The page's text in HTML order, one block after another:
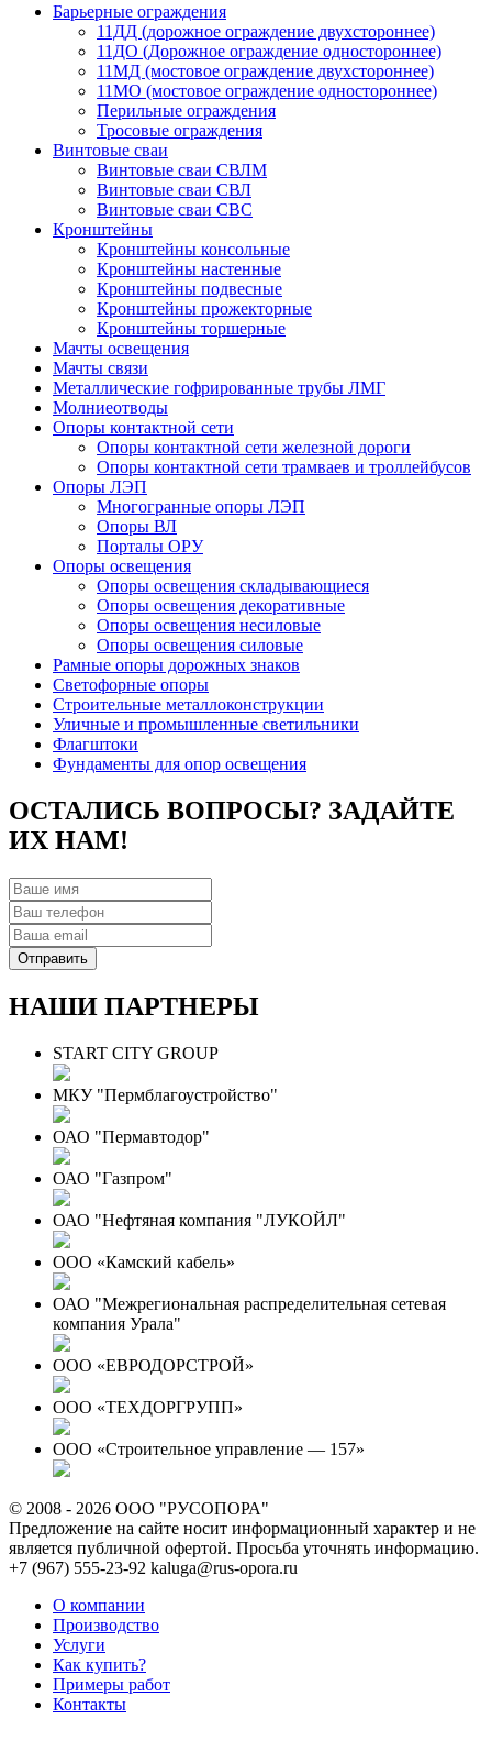
Барьерные ограждения
11ДД (дорожное ограждение двухстороннее)
11ДО (Дорожное ограждение одностороннее)
11МД (мостовое ограждение двухстороннее)
11МО (мостовое ограждение одностороннее)
Перильные ограждения
Тросовые ограждения
Винтовые сваи
Винтовые сваи СВЛМ
Винтовые сваи СВЛ
Винтовые сваи СВС
Кронштейны
Кронштейны консольные
Кронштейны настенные
Кронштейны подвесные
Кронштейны прожекторные
Кронштейны торшерные
Мачты освещения
Мачты связи
Металлические гофрированные трубы ЛМГ
Молниеотводы
Опоры контактной сети
Опоры контактной сети железной дороги
Опоры контактной сети трамваев и троллейбусов
Опоры ЛЭП
Многогранные опоры ЛЭП
Опоры ВЛ
Порталы ОРУ
Опоры освещения
Опоры освещения cкладывающиеся
Опоры освещения декоративные
Опоры освещения несиловые
Опоры освещения силовые
Рамные опоры дорожных знаков
Светофорные опоры
Строительные металлоконструкции
Уличные и промышленные светильники
Флагштоки
Фундаменты для опор освещения
ОСТАЛИСЬ ВОПРОСЫ? ЗАДАЙТЕ
ИХ НАМ!
НАШИ ПАРТНЕРЫ
START CITY GROUP
МКУ "Пермблагоустройство"
ОАО "Пермавтодор"
ОАО "Газпром"
ОАО "Нефтяная компания "ЛУКОЙЛ"
ООО «Камский кабель»
ОАО "Межрегиональная распределительная сетевая
компания Урала"
ООО «ЕВРОДОРСТРОЙ»
ООО «ТЕХДОРГРУПП»
ООО «Строительное управление — 157»
© 2008 - 2026 ООО "РУСОПОРА"
Предложение на сайте носит информационный характер и не
является публичной офертой. Просьба уточнять информацию.
+7 (967) 555-23-92 kaluga@rus-opora.ru
О компании
Производство
Услуги
Как купить?
Примеры работ
Контакты